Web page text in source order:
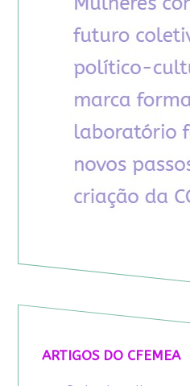
ARTIGOS DO CFEMEA